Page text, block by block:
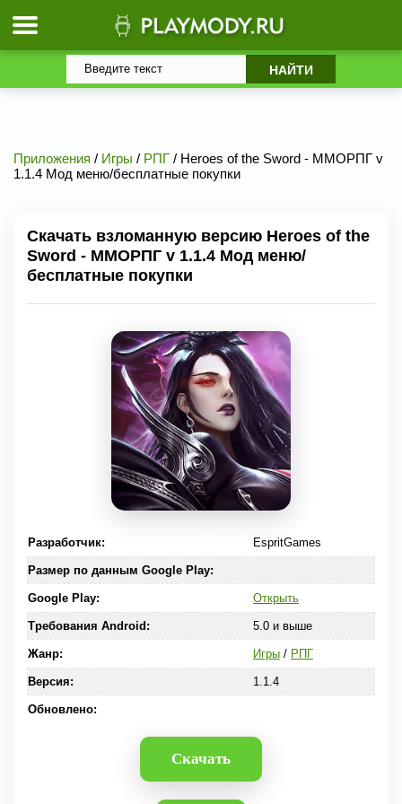
Приложения / Игры / РПГ / Heroes of the Sword - ММОРПГ v
1.1.4 Мод меню/бесплатные покупки
Скачать взломанную версию Heroes of the
Sword - ММОРПГ v 1.1.4 Мод меню/
бесплатные покупки
Разработчик: EspritGames
Размер по данным Google Play:
Google Play: Открыть
Требования Android: 5.0 и выше
Жанр: Игры/ РПГ
Версия: 1.1.4
Обновлено:
Скачать